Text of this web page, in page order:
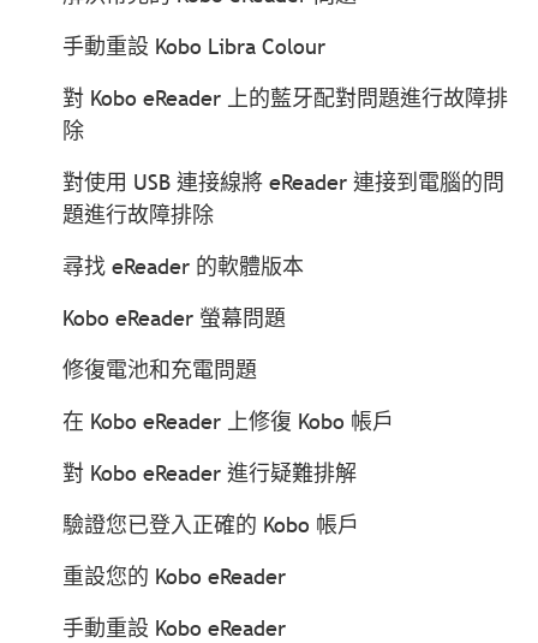
手動重設 Kobo Libra Colour
對 Kobo eReader 上的藍牙配對問題進行故障排
除
對使用 USB 連接線將 eReader 連接到電腦的問
題進行故障排除
尋找 eReader 的軟體版本
Kobo eReader 螢幕問題
修復電池和充電問題
在 Kobo eReader 上修復 Kobo 帳戶
對 Kobo eReader 進行疑難排解
驗證您已登入正確的 Kobo 帳戶
重設您的 Kobo eReader
手動重設 Kobo eReader